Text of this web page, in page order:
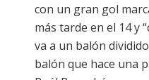
con un gran gol
más tarde en el 14 y
va a un balón
balón que hace una